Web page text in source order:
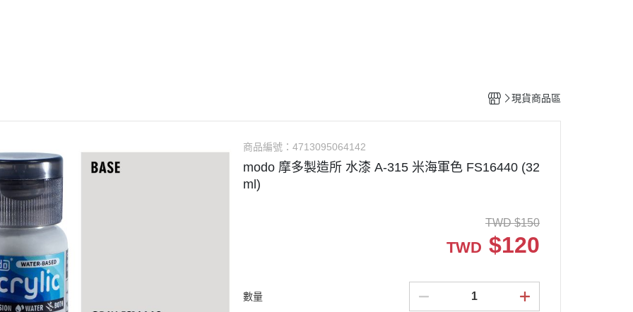
現貨商品區
商品編號：4713095064142
modo 摩多製造所 水漆 A-315 米海軍色 FS16440 (32
ml)
TWD $150
TWD $120
數量